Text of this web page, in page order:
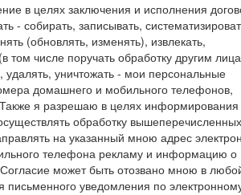
в целях заключения и исполнения
- собирать, записывать,
(обновлять, изменять), извлекать,
том числе поручать обработку другим
удалять, уничтожать - мои персональные
домашнего и мобильного телефонов,
я разрешаю в целях
обработку вышеперечисленных
на указанный мною адрес
телефона рекламу и информацию о
Согласие может быть отозвано мною в
уведомления по